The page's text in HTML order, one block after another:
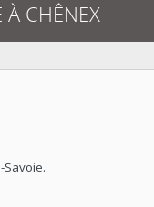
À CHÊNEX